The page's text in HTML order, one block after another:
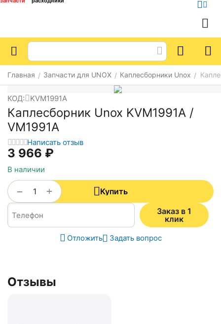
Главная / Запчасти для UNOX / Каплесборники Unox /
КОД: KVM1991A
Каплесборник Unox KVM1991A /
VM1991A
Написать отзыв
3 966 ₽
В наличии
+
−
Купить
Заказ в 1
клик
Отложить Задать вопрос
Отзывы